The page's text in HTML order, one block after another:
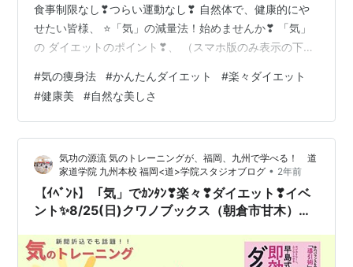
食事制限なし❣つらい運動なし❣ 自然体で、健康的にや
せたい皆様、 ⭐「気」の減量法！始めませんか❣ 「気」
の ダイエットのポイント❣、 （スマホ版のみ表示の下記
テキストに、「気のトレーニング」より、お教えしま
す！ ―気のトレーニングの１つ「気の導引術」とは？―
★「気の導引術」 は、 気功の源流「導引」からなる、
からだに 溜まった滞り（邪気）を 追い出す、 「気の健
康術」です。 ～～～～～～～～～～～～～～～～～ 気の
トレーニングイベン…
#気の痩身法 #かんたんダイエット #楽々ダイエット
#健康美 #自然な美しさ
気功の源流 気のトレーニングが、福岡、九州で学べる！ 道
家道学院 九州本校 福岡<道>学院スタジオブログ • 2年前
【ｲﾍﾞﾝﾄ】「気」でｶﾝﾀﾝ❣楽々❣ダイエット❣イベ
ント✨8/25(日)クワノブックス（朝倉市甘木）さ